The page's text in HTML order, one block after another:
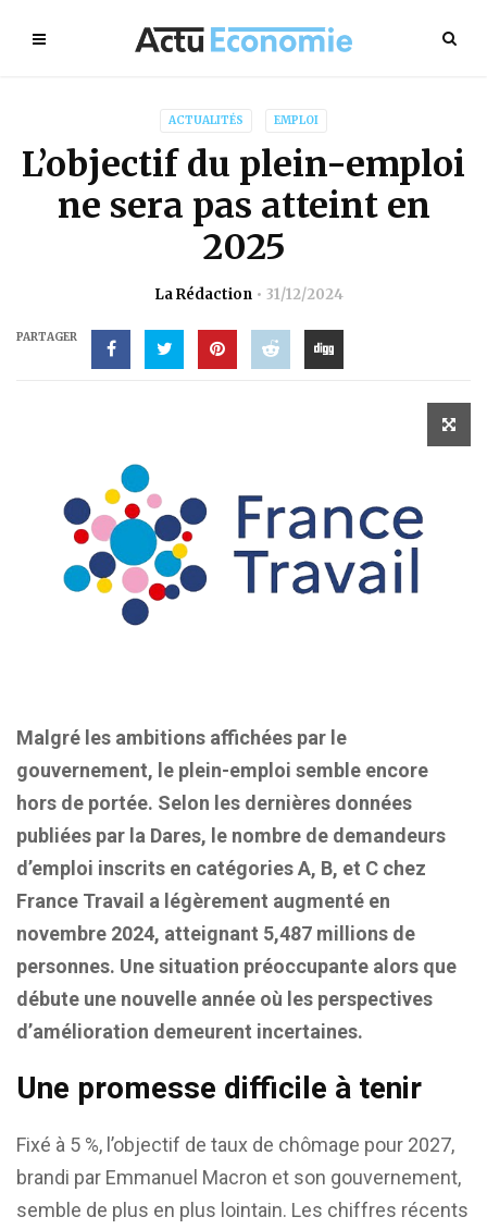
ACTUALITÉS EMPLOI
L’objectif du plein-emploi
ne sera pas atteint en
2025
La Rédaction 31/12/2024
PARTAGER
Malgré les ambitions affichées par le
gouvernement, le plein-emploi semble encore
hors de portée. Selon les dernières données
publiées par la Dares, le nombre de demandeurs
d’emploi inscrits en catégories A, B, et C chez
France Travail a légèrement augmenté en
novembre 2024, atteignant 5,487 millions de
personnes. Une situation préoccupante alors que
débute une nouvelle année où les perspectives
d’amélioration demeurent incertaines.
Une promesse difficile à tenir
Fixé à 5 %, l’objectif de taux de chômage pour 2027,
brandi par Emmanuel Macron et son gouvernement,
semble de plus en plus lointain. Les chiffres récents